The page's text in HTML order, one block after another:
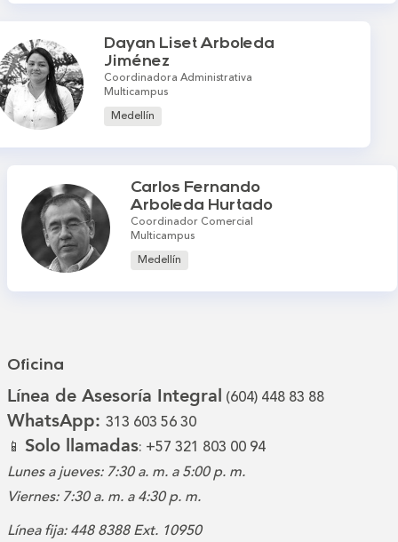
Dayan Liset Arboleda
Jiménez
Coordinadora Administrativa
Multicampus
Medellín
Carlos Fernando
Arboleda Hurtado
Coordinador Comercial
Multicampus
Medellín
Oficina
Línea de Asesoría Integral (604) 448 83 88
WhatsApp: 313 603 56 30
📱 Solo llamadas: +57 321 803 00 94
Lunes a jueves: 7:30 a. m. a 5:00 p. m.
Viernes: 7:30 a. m. a 4:30 p. m.
Línea fija: 448 8388 Ext. 10950